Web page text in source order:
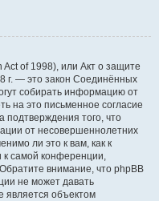
Act of 1998), или Акт о защите
г. — это закон Соединённых
собирать информацию от
на это письменное согласие
подтверждения того, что
от несовершеннолетних
ли это к вам, как к
самой конференции,
внимание, что phpBB
не может давать
является объектом